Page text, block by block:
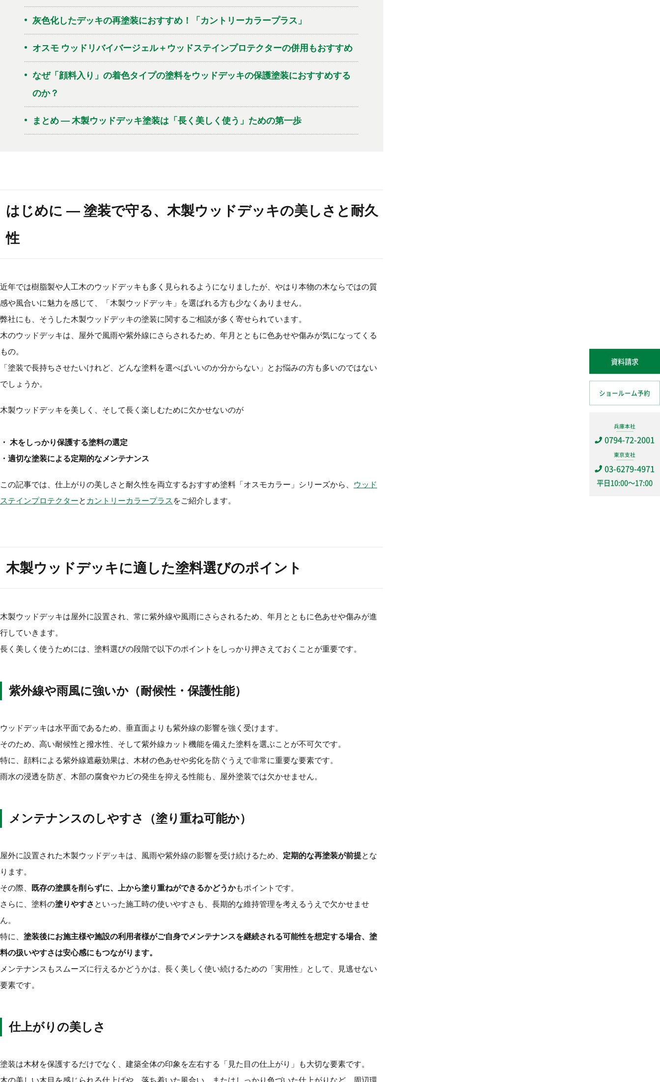
灰色化したデッキの再塗装におすすめ！「カントリーカラープラス」
オスモ ウッドリバイバージェル＋ウッドステインプロテクターの併用もおすすめ
なぜ「顔料入り」の着色タイプの塗料をウッドデッキの保護塗装におすすめする
のか？
まとめ ― 木製ウッドデッキ塗装は「長く美しく使う」ための第一歩
はじめに ― 塗装で守る、木製ウッドデッキの美しさと耐久
性
近年では樹脂製や人工木のウッドデッキも多く見られるようになりましたが、やはり本物の木ならではの質
感や風合いに魅力を感じて、「木製ウッドデッキ」を選ばれる方も少なくありません。
弊社にも、そうした木製ウッドデッキの塗装に関するご相談が多く寄せられています。
木のウッドデッキは、屋外で風雨や紫外線にさらされるため、年月とともに色あせや傷みが気になってくる
もの。
「塗装で長持ちさせたいけれど、どんな塗料を選べばいいのか分からない」とお悩みの方も多いのではない
でしょうか。
木製ウッドデッキを美しく、そして長く楽しむために欠かせないのが
・ 木をしっかり保護する塗料の選定
・適切な塗装による定期的なメンテナンス
この記事では、仕上がりの美しさと耐久性を両立するおすすめ塗料「オスモカラー」シリーズから、
ウッド
ステインプロテクターと カントリーカラープラス をご紹介します。
木製ウッドデッキに適した塗料選びのポイント
木製ウッドデッキは屋外に設置され、常に紫外線や風雨にさらされるため、年月とともに色あせや傷みが進
行していきます。
長く美しく使うためには、塗料選びの段階で以下のポイントをしっかり押さえておくことが重要です。
紫外線や雨風に強いか（耐候性・保護性能）
ウッドデッキは水平面であるため、垂直面よりも紫外線の影響を強く受けます。
そのため、高い耐候性と撥水性、そして紫外線カット機能を備えた塗料を選ぶことが不可欠です。
特に、顔料による紫外線遮蔽効果は、木材の色あせや劣化を防ぐうえで非常に重要な要素です。
雨水の浸透を防ぎ、木部の腐食やカビの発生を抑える性能も、屋外塗装では欠かせません。
メンテナンスのしやすさ（塗り重ね可能か）
屋外に設置された木製ウッドデッキは、風雨や紫外線の影響を受け続けるため、 定期的な再塗装が前提とな
ります。
その際、
既存の塗膜を削らずに、上から塗り重ねができるかどうかもポイントです。
さらに、塗料の塗りやすさ といった施工時の使いやすさも、長期的な維持管理を考えるうえで欠かせませ
ん。
特に、 塗装後にお施主様や施設の利用者様がご自身でメンテナンスを継続される可能性を想定する場合、塗
料の扱いやすさは安心感にもつながります。
メンテナンスもスムーズに行えるかどうかは、長く美しく使い続けるための「実用性」として、見逃せない
要素です。
仕上がりの美しさ
塗装は木材を保護するだけでなく、建築全体の印象を左右する「見た目の仕上がり」も大切な要素です。
木の美しい木目を感じられる仕上げや、落ち着いた風合い、またはしっかり色づいた仕上がりなど、周辺環
資料請求
ショールーム予約
兵庫本社
0794-72-2001
東京支社
03-6279-4971
平日10:00～17:00